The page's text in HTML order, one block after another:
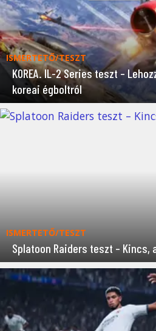
ISMERTETŐ/TESZT
KOREA. IL-2 Series teszt –
koreai égboltról
ISMERTETŐ/TESZT
Splatoon Raiders teszt – Kincs,